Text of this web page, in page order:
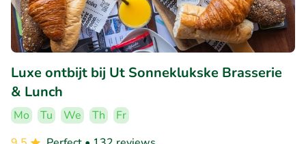
Luxe ontbijt bij Ut Sonneklukske Brasserie
& Lunch
Mo Tu We Th
Fr